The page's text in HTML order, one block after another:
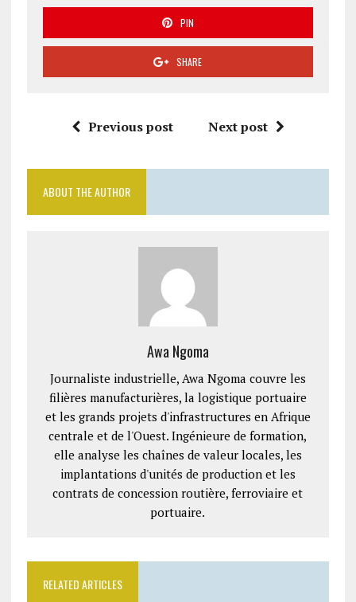
PIN
SHARE
Previous post Next post
ABOUT THE AUTHOR
Awa Ngoma
Journaliste industrielle, Awa Ngoma couvre les
filières manufacturières, la logistique portuaire
et les grands projets d'infrastructures en Afrique
centrale et de l'Ouest. Ingénieure de formation,
elle analyse les chaînes de valeur locales, les
implantations d'unités de production et les
contrats de concession routière, ferroviaire et
portuaire.
RELATED ARTICLES